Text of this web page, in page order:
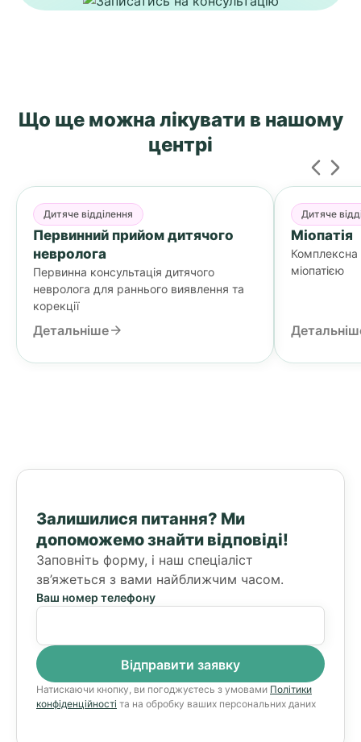
Що ще можна лікувати в нашому
центрі
Дитяче відділення
Первинний прийом дитячого
невролога
Первинна консультація дитячого
невролога для раннього виявлення та
корекції
Детальніше
Дитяче
Міопатія
Комплексна
міопатією
Залишилися питання? Ми
допоможемо знайти відповіді!
Заповніть форму, і наш спеціаліст
зв’яжеться з вами найближчим часом.
Ваш номер телефону
Натискаючи кнопку, ви погоджуєтесь з умовами Політики
конфіденційності та на обробку ваших персональних даних